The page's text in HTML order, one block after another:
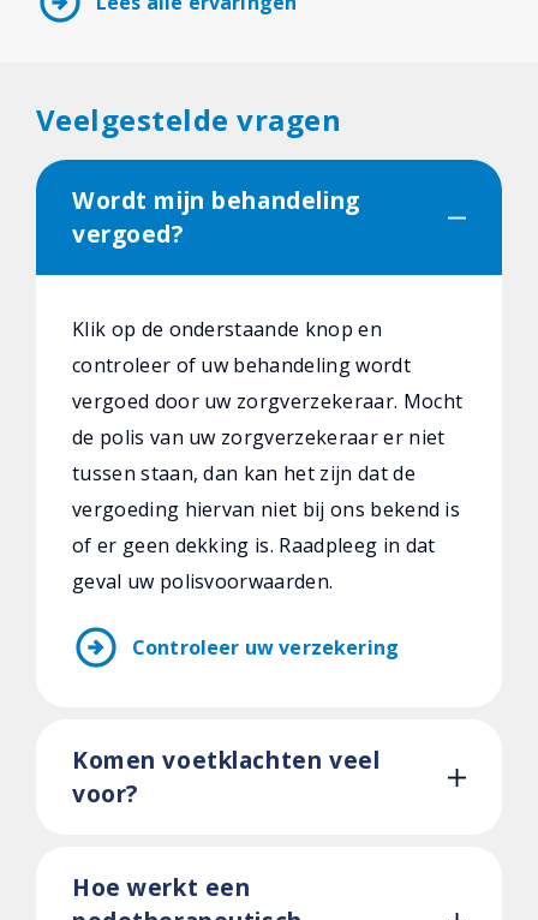
Veelgestelde vragen
Wordt mijn behandeling
vergoed?
Klik op de onderstaande knop en
controleer of uw behandeling wordt
vergoed door uw zorgverzekeraar. Mocht
de polis van uw zorgverzekeraar er niet
tussen staan, dan kan het zijn dat de
vergoeding hiervan niet bij ons bekend is
of er geen dekking is. Raadpleeg in dat
geval uw polisvoorwaarden.
arrow_circle_right Controleer uw verzekering
Komen voetklachten veel
voor?
Hoe werkt een